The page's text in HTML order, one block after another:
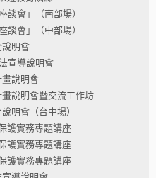
談會」（南部場）
談會」（中部場）
說明會
宣導說明會
畫說明會
畫說明會暨交流工作坊
明會（台中場）
護實務專題講座
護實務專題講座
護實務專題講座